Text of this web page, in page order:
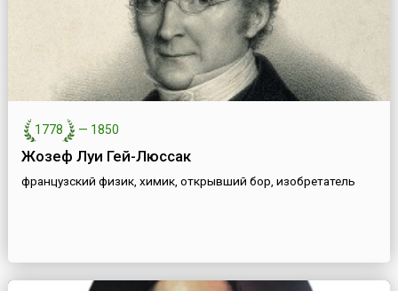
1778 — 1850
Жозеф Луи Гей-Люссак
французский физик, химик, открывший бор, изобретатель